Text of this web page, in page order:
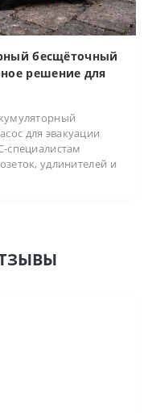
бесщёточный
решение для
для эвакуации
специалистам
удлинителей и